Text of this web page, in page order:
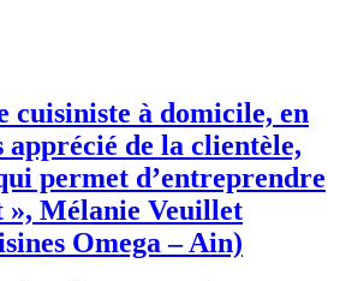
cuisiniste à domicile, en
apprécié de la clientèle,
permet d’entreprendre
», Mélanie Veuillet
Omega – Ain)